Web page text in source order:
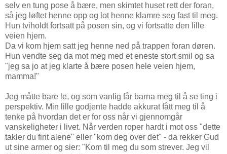
selv en tung pose å bære, men skimtet huset rett der foran,
så jeg løftet henne opp og lot henne klamre seg fast til meg.
Hun tviholdt fortsatt på posen sin, og vi fortsatte den lille
veien hjem.
Da vi kom hjem satt jeg henne ned på trappen foran døren.
Hun vendte seg da mot meg med et eneste stort smil og sa
"jeg sa jo at jeg klarte å bære posen hele veien hjem,
mamma!"
Jeg måtte bare le, og som vanlig får barna meg til å se ting i
perspektiv. Min lille godjente hadde akkurat fått meg til å
tenke på hvordan det er for oss når vi gjennomgår
vanskeligheter i livet. Når verden roper hardt i mot oss "dette
takler du fint alene" eller "kom deg over det" - da rekker Gud
ut sine armer og sier: "Kom til meg du som strever. Jeg vil